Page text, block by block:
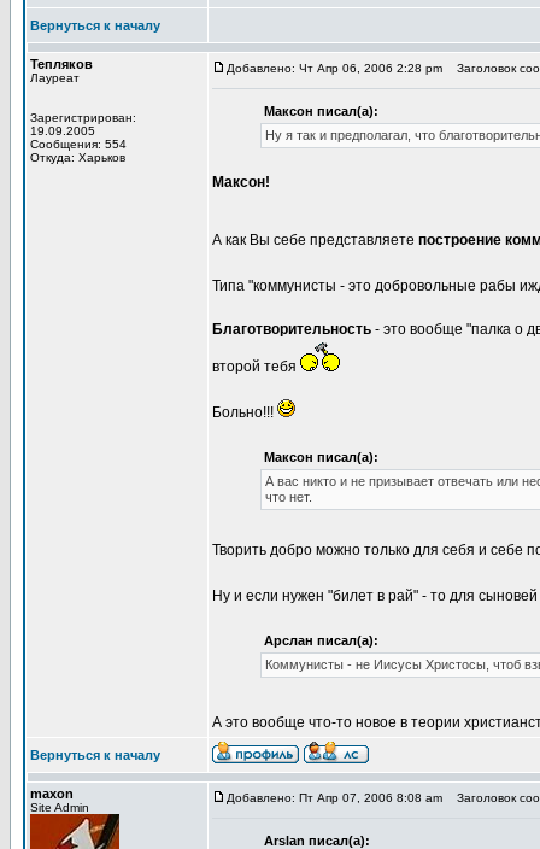
Вернуться к началу
Тепляков
Лауреат
Зарегистрирован:
19.09.2005
Сообщения: 554
Откуда: Харьков
Добавлено: Чт Апр 06, 2006 2:28 pm Заголовок
Максон писал(а):
Ну я так и предполагал, что
Максон!
А как Вы себе представляете построение
Типа "коммунисты - это добровольные рабы
Благотворительность - это вообще "палка о
второй тебя
Больно!!!
Максон писал(а):
А вас никто и не призывает отвечать или
что нет.
Творить добро можно только для себя и себе
Ну и если нужен "билет в рай" - то для
Арслан писал(а):
Коммунисты - не Иисусы Христосы, чтоб
А это вообще что-то новое в теории
Вернуться к началу
maxon
Site Admin
Добавлено: Пт Апр 07, 2006 8:08 am Заголовок
Arslan писал(а):